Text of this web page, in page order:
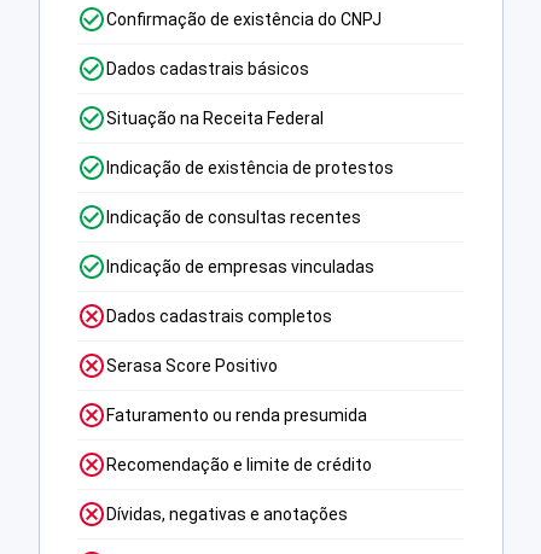
Confirmação de existência do CNPJ
Dados cadastrais básicos
Situação na Receita Federal
Indicação de existência de protestos
Indicação de consultas recentes
Indicação de empresas vinculadas
Dados cadastrais completos
Serasa Score Positivo
Faturamento ou renda presumida
Recomendação e limite de crédito
Dívidas, negativas e anotações